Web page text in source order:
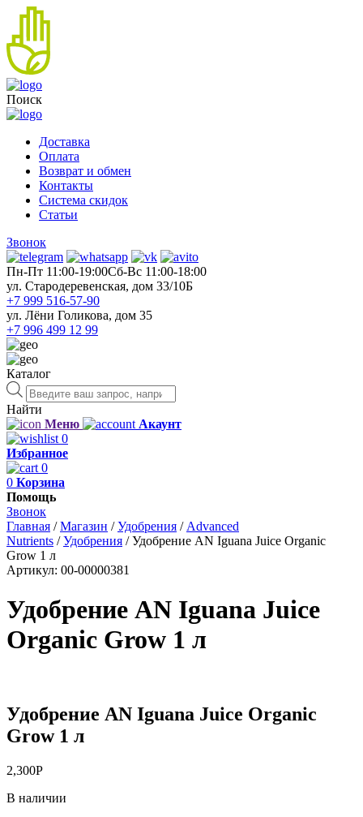
Поиск
Доставка
Оплата
Возврат и обмен
Контакты
Система скидок
Статьи
Звонок
Пн-Пт 11:00-19:00Cб-Вс 11:00-18:00
ул. Стародеревенская, дом 33/10Б
+7 999 516-57-90
ул. Лёни Голикова, дом 35
+7 996 499 12 99
Каталог
Поиск
товаров
Найти
Меню
Акаунт
0
Избранное
0
0 Корзина
Помощь
Звонок
Главная /Магазин /Удобрения / Advanced
Nutrients /Удобрения /Удобрение AN Iguana Juice Organic
Grow 1 л
Артикул: 00-00000381
Удобрение AN Iguana Juice
Organic Grow 1 л
Удобрение AN Iguana Juice Organic
Grow 1 л
2,300Р
В наличии